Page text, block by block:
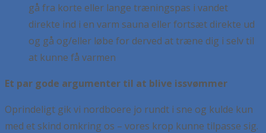
gå fra korte eller lange træningspas i vandet
direkte ind i en varm sauna eller fortsæt direkte ud
og gå og/eller løbe for derved at træne dig i selv til
at kunne få varmen
Et par gode argumenter til at blive issvømmer
Oprindeligt gik vi nordboere jo rundt i sne og kulde kun
med et skind omkring os – vores krop kunne tilpasse sig.